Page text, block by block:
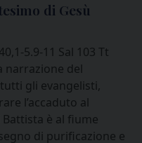
di Gesù
5.9-11 Sal 103 Tt
narrazione del
gli evangelisti,
l’accaduto al
è al fiume
di purificazione e